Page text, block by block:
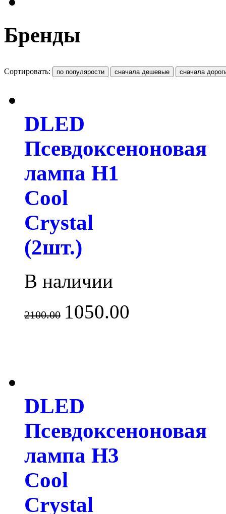
Бренды
Сортировать:
DLED
Псевдоксеноновая
лампа H1
Cool
Crystal
(2шт.)
В наличии
2100.00 1050.00
DLED
Псевдоксеноновая
лампа H3
Cool
Crystal